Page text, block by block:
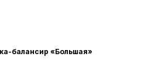
балансир «Большая»